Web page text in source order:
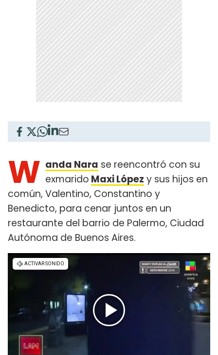
W anda Nara se reencontró con su
exmarido Maxi López y sus hijos en
común, Valentino, Constantino y
Benedicto, para cenar juntos en un
restaurante del barrio de Palermo, Ciudad
Autónoma de Buenos Aires.